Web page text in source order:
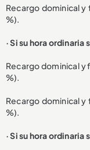
Recargo dominical y
%).
· Si su hora ordinaria
Recargo dominical
%).
Recargo dominical y
%).
· Si su hora